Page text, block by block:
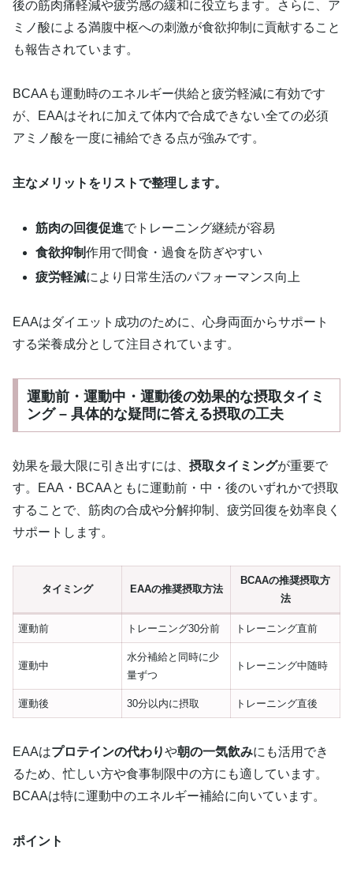
後の筋肉痛軽減や疲労感の緩和に役立ちます。さらに、ア
ミノ酸による満腹中枢への刺激が食欲抑制に貢献すること
も報告されています。
BCAAも運動時のエネルギー供給と疲労軽減に有効です
が、EAAはそれに加えて体内で合成できない全ての必須
アミノ酸を一度に補給できる点が強みです。
主なメリットをリストで整理します。
筋肉の回復促進でトレーニング継続が容易
食欲抑制作用で間食・過食を防ぎやすい
疲労軽減により日常生活のパフォーマンス向上
EAAはダイエット成功のために、心身両面からサポート
する栄養成分として注目されています。
運動前・運動中・運動後の効果的な摂取タイミ
ング – 具体的な疑問に答える摂取の工夫
効果を最大限に引き出すには、 摂取タイミングが重要で
す。EAA・BCAAともに運動前・中・後のいずれかで摂取
することで、筋肉の合成や分解抑制、疲労回復を効率良く
サポートします。
タイミング EAAの推奨摂取方法
BCAAの推奨摂取方
法
運動前 トレーニング30分前 トレーニング直前
運動中
水分補給と同時に少
量ずつ
トレーニング中随時
運動後 30分以内に摂取 トレーニング直後
EAAはプロテインの代わりや朝の一気飲みにも活用でき
るため、忙しい方や食事制限中の方にも適しています。
BCAAは特に運動中のエネルギー補給に向いています。
ポイント